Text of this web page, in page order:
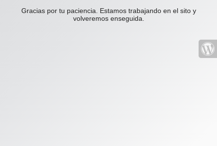
Gracias por tu paciencia. Estamos trabajando en el sito y
volveremos enseguida.